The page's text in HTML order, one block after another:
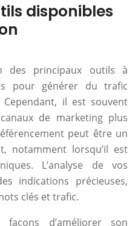
disponibles
des principaux outils à
pour générer du trafic
il est souvent
de marketing plus
peut être un
notamment lorsqu’il est
L’analyse de vos
indications précieuses,
clés et trafic.
d’améliorer son